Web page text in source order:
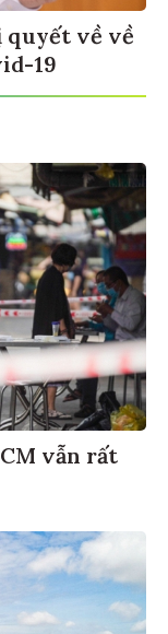
quyết về về
19
vẫn rất